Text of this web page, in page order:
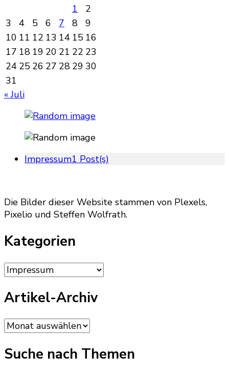
1
2
3
4 5 6 7 8
9
10 11 12 13 14 15 16
17 18 19 20 21 22 23
24 25 26 27 28 29 30
31
« Juli
Impressum1 Post(s)
Die Bilder dieser Website stammen von Plexels,
Pixelio und Steffen Wolfrath.
Kategorien
Kategorien
Artikel-Archiv
Artikel-
Archiv
Suche nach Themen